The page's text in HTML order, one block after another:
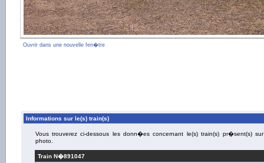
Ouvrir dans une nouvelle fen�tre
Informations sur le(s) train(s)
Vous trouverez ci-dessous les donn�es concernant le(s) train(s) pr�sent(s)
photo.
Train N�891047